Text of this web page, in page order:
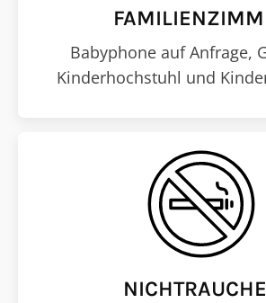
Babyphone auf Anfrage,
Kinderhochstuhl und